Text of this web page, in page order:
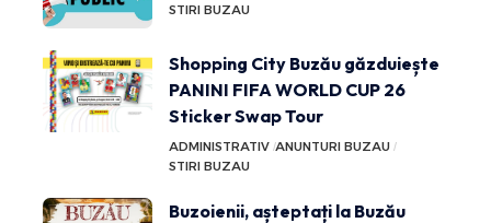
STIRI BUZAU
Shopping City Buzău găzduiește
PANINI FIFA WORLD CUP 26
Sticker Swap Tour
ADMINISTRATIV ANUNTURI BUZAU
STIRI BUZAU
Buzoienii, așteptați la Buzău